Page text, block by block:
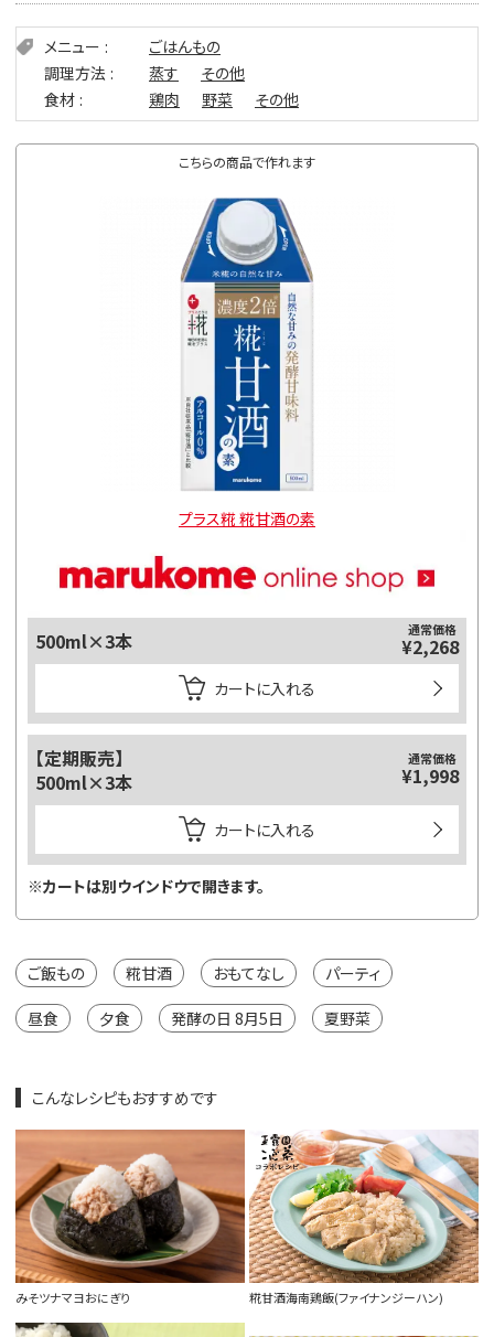
メニュー
ごはんもの
調理方法
蒸す
その他
食材
鶏肉 野菜 その他
こちらの商品で作れます
プラス糀 糀甘酒の素
500ml×3本 通常価格
¥2,268
カートに入れる
【定期販売】
500ml×3本
通常価格
¥1,998
カートに入れる
※カートは別ウインドウで開きます。
ご飯もの 糀甘酒 おもてなし パーティ
昼食 夕食 発酵の日 8月5日 夏野菜
こんなレシピもおすすめです
みそツナマヨおにぎり 糀甘酒海南鶏飯(ファイナンジーハン)